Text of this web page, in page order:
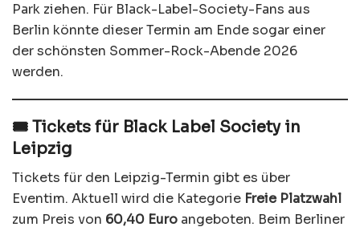
Park ziehen. Für Black-Label-Society-Fans aus
Berlin könnte dieser Termin am Ende sogar einer
der schönsten Sommer-Rock-Abende 2026
werden.
🎟️ Tickets für Black Label Society in
Leipzig
Tickets für den Leipzig-Termin gibt es über
Eventim. Aktuell wird die Kategorie Freie Platzwahl
zum Preis von 60,40 Euro angeboten. Beim Berliner